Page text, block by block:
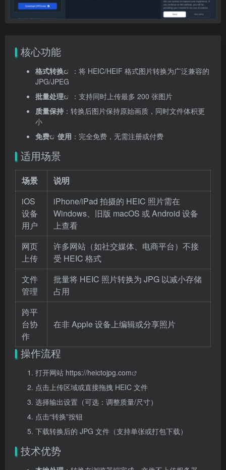
核心功能
格式转换
：将 HEIC/HEIF 格式图片转换为广泛兼容的
JPG/JPEG
批量处理
：支持同时上传最多 200 张图片
质量保持 ：转换后图片保持原始画质，同时文件体积更
小
免费
使用 ：完全免费，无需注册或付费
适用场景
场景
说明
iOS
设备
用户
iPhone/iPad 拍摄的 HEIC 照片需在
Windows、旧版 macOS 或 Android 设备
上查看
网页
上传
许多网站（如社交媒体、电商平台）不接
受 HEIC 格式
文件
管理
批量将 HEIC 照片转换为 JPG 以减小存储
占用
跨平
台协
作
在非 Apple 设备上编辑或分享照片
操作流程
打开网站 https://heictojpg.com
点击上传区域或直接拖拽 HEIC 文件
选择输出设置（可选：调整质量/尺寸）
点击“转换”按钮
下载转换后的 JPG 文件（支持单张或打包下载）
技术优势